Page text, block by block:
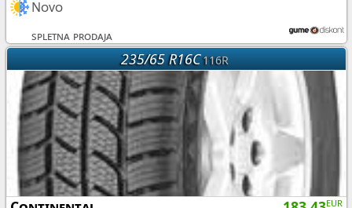
Novo
spletna prodaja
235/65 R16C116R
EUR